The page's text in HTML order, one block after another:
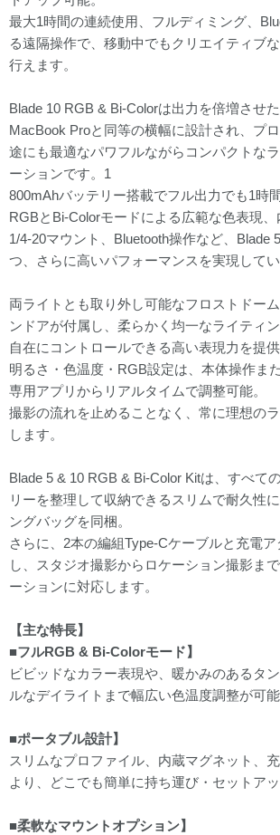
最大1時間の連続使用、フルディミング、
る遠隔操作で、移動中でもクリエイティブ
行えます。
Blade 10 RGB & Bi-Colorは出力を倍増させ
MacBook Proと同等の横幅に設計され、プ
途にも最適なパワフルながらコンパクトな
ーションです。1
800mAhバッテリー搭載でフル出力でも1時
RGBとBi-Colorモードによる広範な色表現、
1/4-20マウント、Bluetooth操作など、Blade
つ、さらに高いパフォーマンスを実現してい
両ライトとも取り外し可能なフロストドー
ンドアが付属し、柔らかく均一なライティ
自在にコントロールできる高い表現力を提供
明るさ・色温度・RGB設定は、本体操作ま
専用アプリからリアルタイムで調整可能。
撮影の流れを止めることなく、常に理想の
します。
Blade 5 & 10 RGB & Bi-Color Kitは、すべて
リーを整理して収納できるスリムで耐久性
ングバッグを同梱。
さらに、2本の編組Type-Cケーブルと充電
し、スタジオ撮影からロケーション撮影ま
ーションに対応します。
【主な特長】
■フルRGB & Bi-Colorモード】
ビビッドなカラー表現や、暖かみのあるタ
ルなデイライトまで幅広い色温度調整が可能
■ポータブル設計】
スリムなプロファイル、内蔵マグネット、
より、どこでも簡単に持ち運び・セットアッ
■柔軟なマウントオプション】